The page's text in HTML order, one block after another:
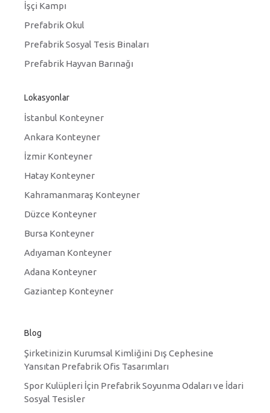
İşçi Kampı
Prefabrik Okul
Prefabrik Sosyal Tesis Binaları
Prefabrik Hayvan Barınağı
Lokasyonlar
İstanbul Konteyner
Ankara Konteyner
İzmir Konteyner
Hatay Konteyner
Kahramanmaraş Konteyner
Düzce Konteyner
Bursa Konteyner
Adıyaman Konteyner
Adana Konteyner
Gaziantep Konteyner
Blog
Şirketinizin Kurumsal Kimliğini Dış Cephesine
Yansıtan Prefabrik Ofis Tasarımları
Spor Kulüpleri İçin Prefabrik Soyunma Odaları ve İdari
Sosyal Tesisler